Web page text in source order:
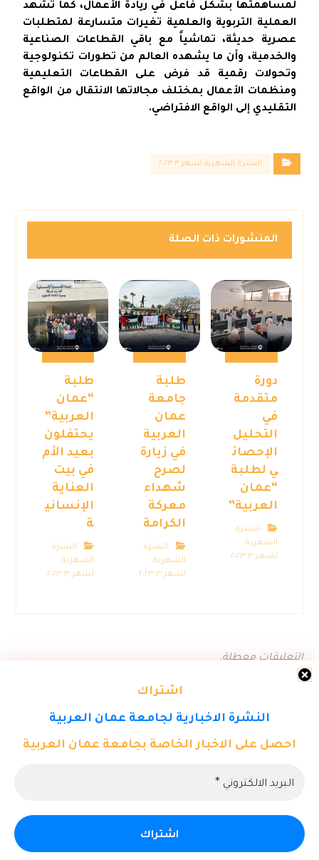
لمساهمتها بشكل فاعل في ريادة الأعمال، كما تشهد
العملية التربوية والعلمية تغيرات متسارعة لمتطلبات
عصرية حديثة، تماشياً مع باقي القطاعات الصناعية
والخدمية، وأن ما يشهده العالم من تطورات تكنولوجية
وتحولات رقمية قد فرض على القطاعات التعليمية
ومنظمات الأعمال بمختلف مجالاتها الانتقال من الواقع
التقليدي إلى الواقع الافتراضي.
اشتراك
النشرة الاخبارية لجامعة عمان العربية
احصل على الاخبار الخاصة بجامعة عمان العربية
النشرة الشهرية لشهر ٣ ٢٠٢٣
المنشورات ذات الصلة
دورة
متقدمة
في
التحليل
الإحصائ
ي لطلبة
“عمان
العربية”
النشرة
الشهرية
لشهر ٣ ٢٠٢٣
طلبة
جامعة
عمان
العربية
في زيارة
لصرح
شهداء
معركة
الكرامة
النشرة
الشهرية
لشهر ٣ ٢٠٢٣
طلبة
“عمان
العربية”
يحتفلون
بعيد الأم
في بيت
العناية
الإنساني
ة
النشرة
الشهرية
لشهر ٣ ٢٠٢٣
التعليقات معطلة.
© حقوق النشر ٢٠٢٦. كل الحقوق محفوظة لمركز تكنولوجيا المعلومات -